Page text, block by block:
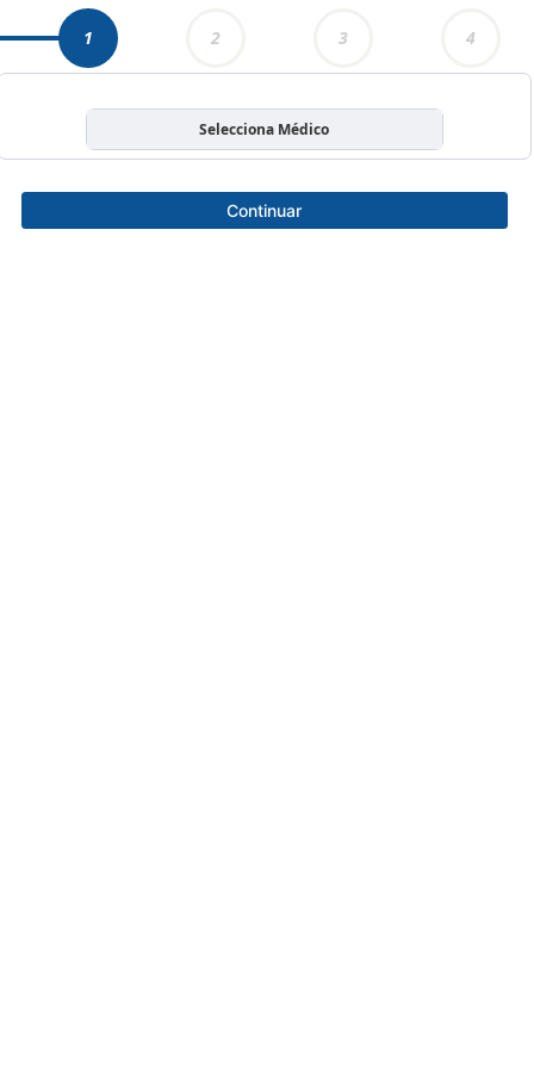
1 2 3 4
Selecciona Médico
Continuar